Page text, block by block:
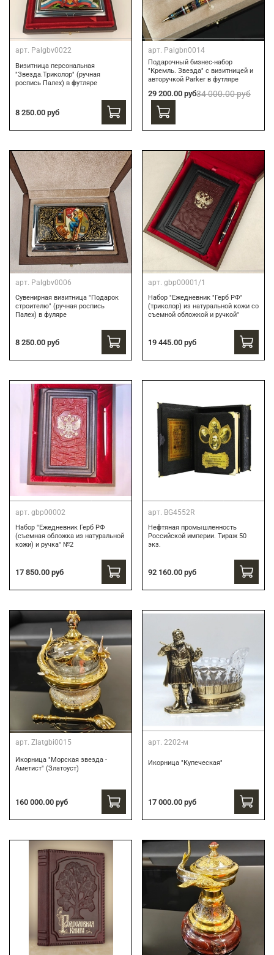
арт. Palgbv0022
Визитница персональная
"Звезда.Триколор" (ручная
роспись Палех) в футляре
8 250.00 руб
арт. Palgbn0014
Подарочный бизнес-набор
"Кремль. Звезда" с визитницей и
авторучкой Parker в футляре
29 200.00 руб34 000.00 руб
арт. Palgbv0006
Сувенирная визитница "Подарок
строителю" (ручная роспись
Палех) в фуляре
8 250.00 руб
арт. gbp00001/1
Набор "Ежедневник "Герб РФ"
(триколор) из натуральной кожи со
съемной обложкой и ручкой"
19 445.00 руб
арт. gbp00002
Набор "Ежедневник Герб РФ
(съемная обложка из натуральной
кожи) и ручка" №2
17 850.00 руб
арт. BG4552R
Нефтяная промышленность
Российской империи. Тираж 50
экз.
92 160.00 руб
арт. Zlatgbi0015
Икорница "Морская звезда -
Аметист" (Златоуст)
160 000.00 руб
арт. 2202-м
Икорница "Купеческая"
17 000.00 руб